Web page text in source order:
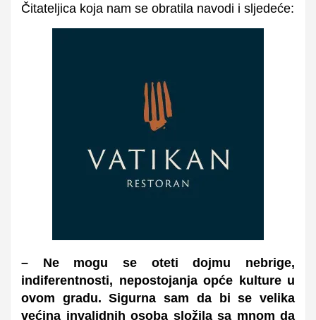
Čitateljica koja nam se obratila navodi i sljedeće:
– Ne mogu se oteti dojmu nebrige,
indiferentnosti, nepostojanja opće kulture u
ovom gradu. Sigurna sam da bi se velika
većina invalidnih osoba složila sa mnom da